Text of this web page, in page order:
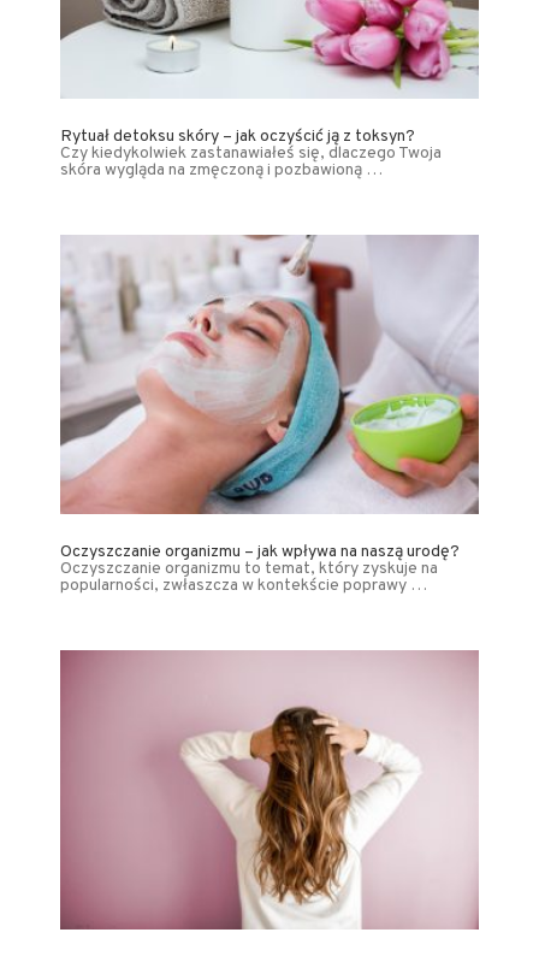
Rytuał detoksu skóry – jak oczyścić ją z toksyn?
Czy kiedykolwiek zastanawiałeś się, dlaczego Twoja
skóra wygląda na zmęczoną i pozbawioną …
Oczyszczanie organizmu – jak wpływa na naszą urodę?
Oczyszczanie organizmu to temat, który zyskuje na
popularności, zwłaszcza w kontekście poprawy …